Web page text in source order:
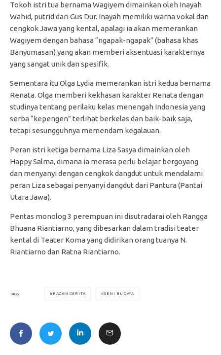
Tokoh istri tua bernama Wagiyem dimainkan oleh Inayah
Wahid, putrid dari Gus Dur. Inayah memiliki warna vokal dan
cengkok Jawa yang kental, apalagi ia akan memerankan
Wagiyem dengan bahasa “ngapak-ngapak” (bahasa khas
Banyumasan) yang akan memberi aksentuasi karakternya
yang sangat unik dan spesifik.
Sementara itu Olga Lydia memerankan istri kedua bernama
Renata. Olga memberi kekhasan karakter Renata dengan
studinya tentang perilaku kelas menengah Indonesia yang
serba “kepengen” terlihat berkelas dan baik-baik saja,
tetapi sesungguhnya memendam kegalauan.
Peran istri ketiga bernama Liza Sasya dimainkan oleh
Happy Salma, dimana ia merasa perlu belajar bergoyang
dan menyanyi dengan cengkok dangdut untuk mendalami
peran Liza sebagai penyanyi dangdut dari Pantura (Pantai
Utara Jawa).
Pentas monolog 3 perempuan ini disutradarai oleh Rangga
Bhuana Riantiarno, yang dibesarkan dalam tradisi teater
kental di Teater Koma yang didirikan orang tuanya N.
Riantiarno dan Ratna Riantiarno.
TAGS RAGAM CERITA SENI BUDAYA